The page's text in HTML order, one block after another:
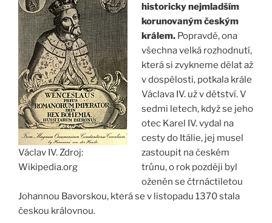
Václav IV. Zdroj:
Wikipedia.org
historicky nejmladším
korunovaným českým
králem.Popravdě, ona
všechna velká rozhodnutí,
která si zvykneme dělat až
v dospělosti, potkala krále
Václava IV. už v dětství. V
sedmi letech, když se jeho
otec Karel IV. vydal na
cesty do Itálie, jej musel
zastoupit na českém
trůnu, o rok později byl
oženěn se čtrnáctiletou
Johannou Bavorskou, která se v listopadu 1370 stala
českou královnou.